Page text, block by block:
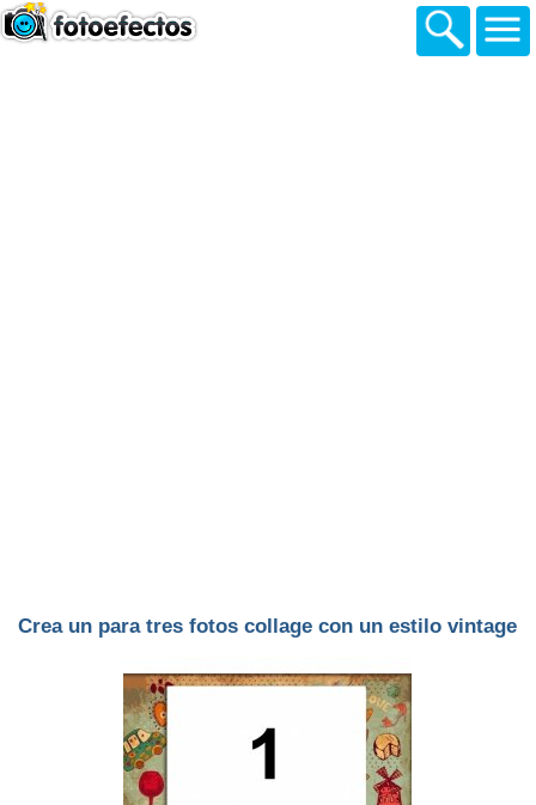
Crea un para tres fotos collage con un estilo vintage